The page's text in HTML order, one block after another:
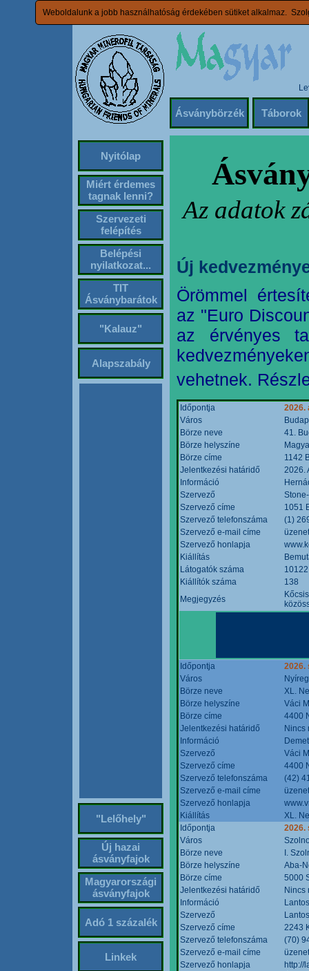
Weboldalunk a jobb használhatóság érdekében sütiket alkalmaz.
Ásványbörzék Táborok
Nyitólap
Miért érdemes
tagnak lenni?
Szervezeti
felépítés
Belépési
nyilatkozat...
TIT
Ásványbarátok
"Kalauz"
Alapszabály
"Lelőhely"
Új hazai
ásványfajok
Magyarországi
ásványfajok
Adó 1 százalék
Linkek
Az adatok
Új
Örömmel
az "Euro
az érvényes
vehetnek.
Időpontja
2026.
Város
Börze neve
41.
Börze helyszíne
Börze címe
1142
Jelentkezési határidő
2026.
Információ
Szervező
Szervező címe
1051
Szervező telefonszáma
(1)
Szervező e-mail címe
Szervező honlapja
Kiállítás
Látogatók száma
10122
Kiállítók száma
138
Megjegyzés
Időpontja
2026.
Város
Börze neve
XL.
Börze helyszíne
Váci
Börze címe
4400
Jelentkezési határidő
Nincs
Információ
Szervező
Váci
Szervező címe
4400
Szervező telefonszáma
(42)
Szervező e-mail címe
Szervező honlapja
Kiállítás
XL.
Időpontja
2026.
Város
Börze neve
I.
Börze helyszíne
Aba-
Börze címe
5000
Jelentkezési határidő
Nincs
Információ
Szervező
Szervező címe
2243
Szervező telefonszáma
(70)
Szervező e-mail címe
Szervező honlapja
http://